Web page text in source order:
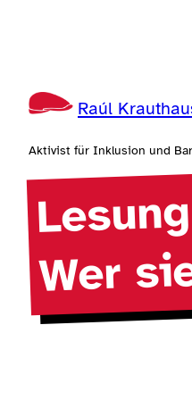
Raúl
Aktivist für Inklusion und
Wer